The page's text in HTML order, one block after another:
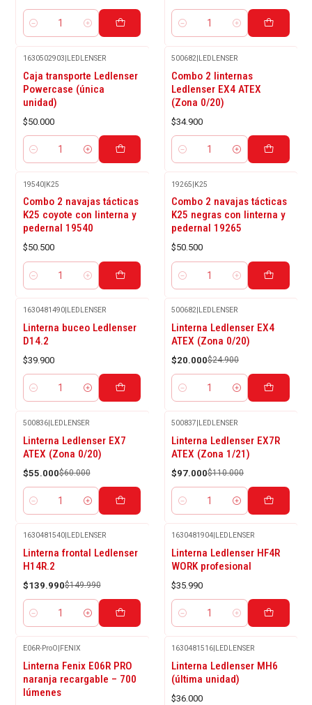
Cantidad Cantidad
1630502903|LEDLENSER
Caja transporte Ledlenser
Powercase (única
unidad)
$50.000
Cantidad
500682|LEDLENSER
Combo 2 linternas
Ledlenser EX4 ATEX
(Zona 0/20)
$34.900
Cantidad
19540|K25
Combo 2 navajas tácticas
K25 coyote con linterna y
pedernal 19540
$50.500
Cantidad
19265|K25
Combo 2 navajas tácticas
K25 negras con linterna y
pedernal 19265
$50.500
Cantidad
1630481490| LEDLENSER
Linterna buceo Ledlenser
D14.2
$39.900
Cantidad
-20%
OFF
500682 LEDLENSER
Linterna Ledlenser EX4
ATEX (Zona 0/20)
$20.000$24.900
Cantidad
-8%
OFF
500836|LEDLENSER
Linterna Ledlenser EX7
ATEX (Zona 0/20)
$55.000$60.000
Cantidad
-12%
OFF
500837|LEDLENSER
Linterna Ledlenser EX7R
ATEX (Zona 1/21)
$97.000$110.000
Cantidad
-7%
OFF
1630481540| LEDLENSER
Linterna frontal Ledlenser
H14R.2
$139.990$149.990
Cantidad
1630481904 LEDLENSER
Linterna Ledlenser HF4R
WORK profesional
$35.990
Cantidad
E06R-ProO|FENIX
Linterna Fenix E06R PRO
naranja recargable – 700
lúmenes
1630481516|LEDLENSER
Linterna Ledlenser MH6
(última unidad)
$36.000